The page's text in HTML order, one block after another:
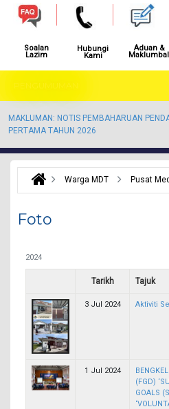
Soalan
Lazim
Hubungi
Kami
Aduan &
PENGUMUMAN
MAKLUMAN: NOTIS PEMBAHARUAN
PERTAMA TAHUN 2026
Warga MDT Pusat
Foto
2024
Tarikh Tajuk
3 Jul 2024 Aktiviti
1 Jul 2024
(FGD)
GOALS